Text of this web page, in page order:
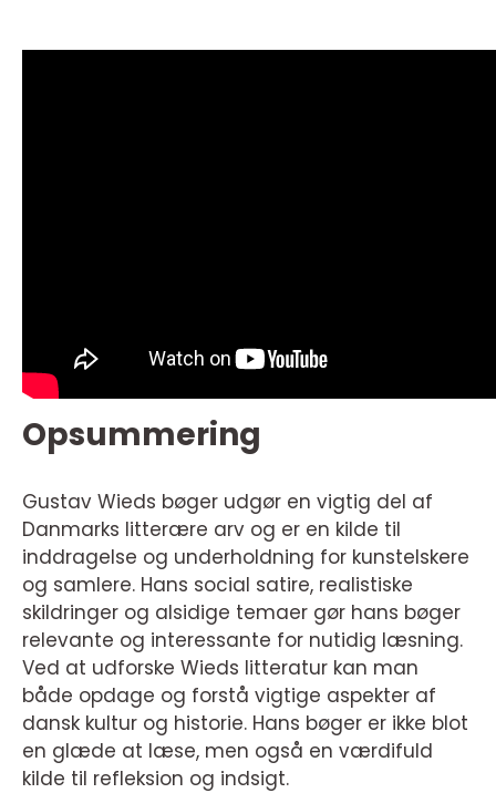
Opsummering
Gustav Wieds bøger udgør en vigtig del af
Danmarks litterære arv og er en kilde til
inddragelse og underholdning for kunstelskere
og samlere. Hans social satire, realistiske
skildringer og alsidige temaer gør hans bøger
relevante og interessante for nutidig læsning.
Ved at udforske Wieds litteratur kan man
både opdage og forstå vigtige aspekter af
dansk kultur og historie. Hans bøger er ikke blot
en glæde at læse, men også en værdifuld
kilde til refleksion og indsigt.